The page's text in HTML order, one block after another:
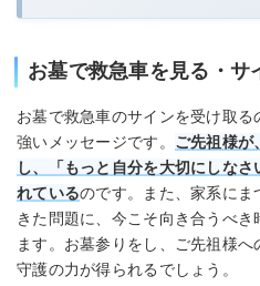
お墓で救急車を見る・サ
お墓で救急車のサインを受け取
強いメッセージです。 ご先祖様が
し、「もっと自分を大切にしな
れているのです。また、家系にま
きた問題に、今こそ向き合うべ
ます。お墓参りをし、ご先祖様
守護の力が得られるでしょう。